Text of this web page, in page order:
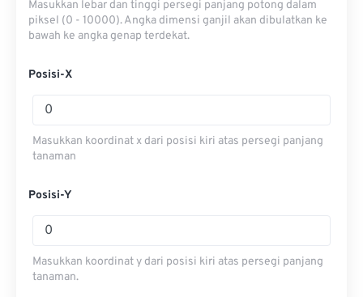
Masukkan lebar dan tinggi persegi panjang potong dalam
piksel (0 - 10000). Angka dimensi ganjil akan dibulatkan ke
bawah ke angka genap terdekat.
Posisi-X
Masukkan koordinat x dari posisi kiri atas persegi panjang
tanaman
Posisi-Y
Masukkan koordinat y dari posisi kiri atas persegi panjang
tanaman.